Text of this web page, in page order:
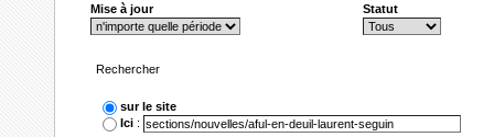
Mise à jour Statut
Rechercher
sur le site
Ici: